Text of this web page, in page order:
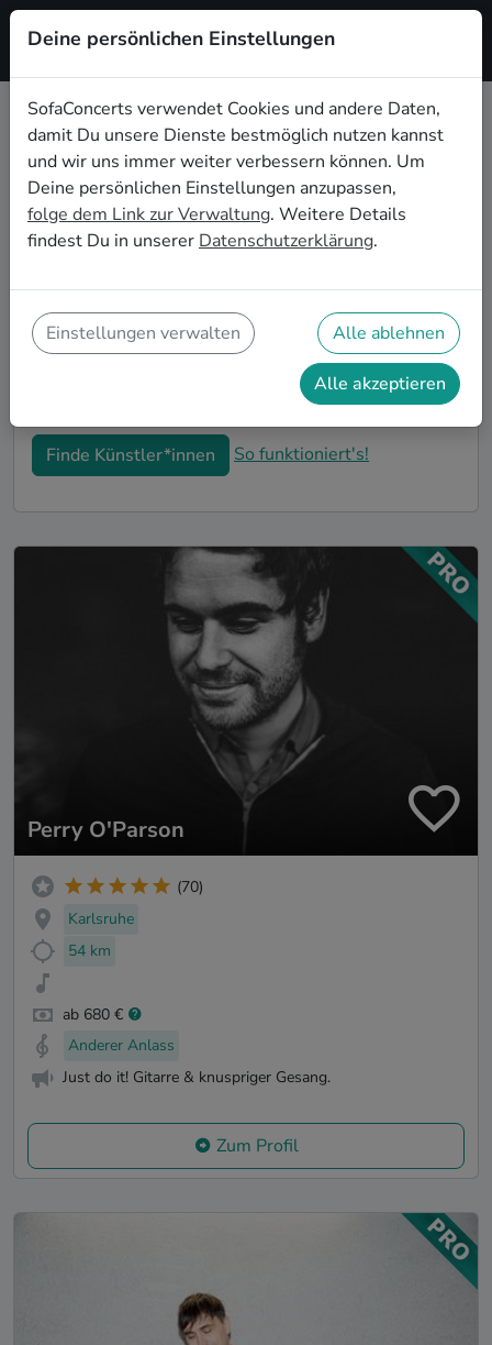
Registrieren
Singer songwriter Live-Musik für
die Einweihungsparty in Mannheim
Du bist gerade in Deine neue Wohnung eingezogen
und möchtest jetzt die ersten Erinnerungen formen?
Einweihungsparty in Mannheim kannst Du Dir sicher
sein, dass Deine Wohnung im richtigen Glanz
erstrahlt. Auf SofaConcerts findest Du professionelle
und authentische Live-Acts, die perfekt auf Deine
Einweihungsparty in Mannheim passen.
Finde Künstler*innen So funktioniert's!
Perry O'Parson
(70)
Karlsruhe
54 km
ab 680 €
Anderer Anlass
Just do it! Gitarre & knuspriger Gesang.
Zum Profil
Deine persönlichen Einstellungen
SofaConcerts verwendet Cookies und andere Daten,
damit Du unsere Dienste bestmöglich nutzen kannst
und wir uns immer weiter verbessern können. Um
Deine persönlichen Einstellungen anzupassen,
folge dem Link zur Verwaltung. Weitere Details
findest Du in unserer Datenschutzerklärung.
Einstellungen verwalten Alle ablehnen
Alle akzeptieren